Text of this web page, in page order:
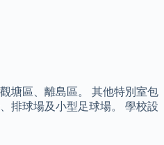
塘區、離島區。 其他特別室包
排球場及小型足球場。 學校設